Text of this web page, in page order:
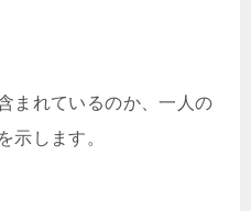
まれているのか、一人の
示します。